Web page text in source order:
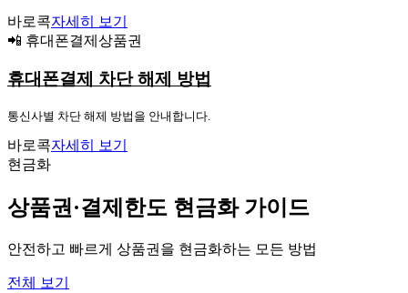
바로콕자세히 보기
📲 휴대폰결제상품권
휴대폰결제 차단 해제 방법
통신사별 차단 해제 방법을 안내합니다.
바로콕자세히 보기
현금화
상품권·결제한도 현금화 가이드
안전하고 빠르게 상품권을 현금화하는 모든 방법
전체 보기